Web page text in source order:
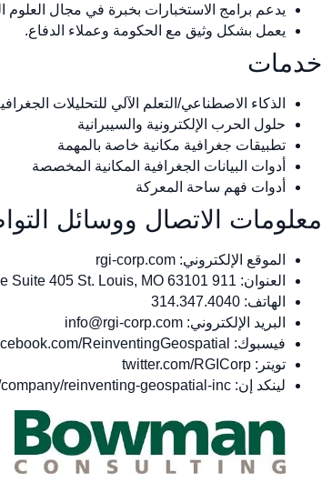
يدعم برامج الاستخبارات بخبرة في مجال العلوم
يعمل بشكل وثيق مع الحكومة وعملاء الدفاع.
خدمات
الذكاء الاصطناعي/التعلم الآلي للتحليلات
حلول الحرب الإلكترونية والسيبرانية
تطبيقات جغرافية مكانية خاصة بالمهمة
أدوات البيانات الجغرافية المكانية المخصصة
أدوات فهم ساحة المعركة
معلومات الاتصال ووسائل
الموقع الإلكتروني: rgi-corp.com
العنوان: 911 Washington Avenue Suite 405 St. Louis, MO 63101
الهاتف: 314.347.4040
البريد الإلكتروني: info@rgi-corp.com
فيسبوك: www.facebook.com/ReinventingGeospatial
تويتر: twitter.com/RGICorp
لينكد إن: www.linkedin.com/company/reinventing-geospatial-inc-